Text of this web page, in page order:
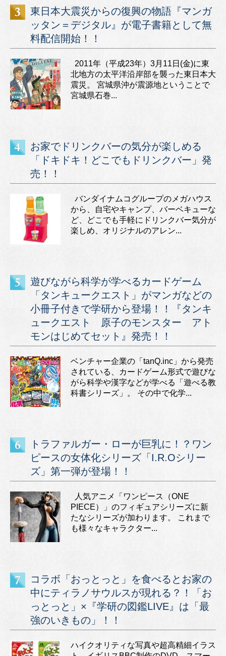
東日本大震災からの復興の物語『マンガ
ッタン＝デジタル』が電子書籍として無
料配信開始！！
2011年（平成23年）3月11日(金)に東
北地方の太平洋沿岸部を襲った東日本大
震災。 宮城県沖が震源地ということで
宮城県石巻...
お家でドリンクバーの気分が楽しめる
「ドキドキ！どこでもドリンクバー」発
売！！
バンダイナムコグループのメガハウス
から、自宅やキャンプ、バーベキューな
ど、どこでも手軽にドリンクバー気分が
楽しめ、オリジナルのアレン...
遊びながら科学が学べるカードゲーム
「タンキュークエスト」がマンガなどの
小冊子付きで学研から登場！！『タンキ
ュークエスト 原子のモンスター アト
モンはじめてセット』発売！！
ベンチャー企業の「tanQ.inc」から発売
されている、カードゲーム形式で遊びな
がら科学や漢字などが学べる「遊べる教
科書シリーズ」。 その中で化学...
トラファルガー・ローが巨乳に！？ワン
ピースの女体化シリーズ「I.R.Oシリー
ズ」第一弾が登場！！
人気アニメ「ワンピース（ONE
PIECE）」のフィギュアシリーズに新
たなシリーズが加わります。 これまで
も様々なキャラクター...
コラボ「おっとっと」を食べるとお家の
中にティラノサウルスが現れる？！「お
っとっと」×『学研の図鑑LIVE』は「最
強のいきもの」！！
ハイクオリティな写真や超高精細イラス